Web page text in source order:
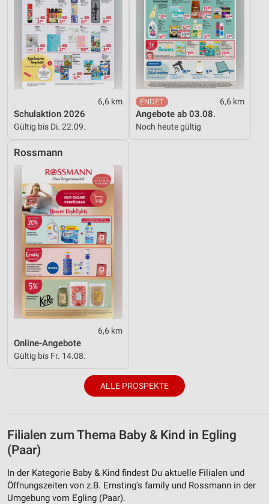
6,6 km
Schulaktion 2026
Gültig bis Di. 22.09.
6,6 km
Angebote ab 03.08.
Noch heute gültig
Rossmann
6,6 km
Online-Angebote
Gültig bis Fr. 14.08.
ALLE PROSPEKTE
Filialen zum Thema Baby & Kind in Egling
(Paar)
In der Kategorie Baby & Kind findest Du aktuelle Filialen und
Öffnungszeiten von z.B. Ernsting's family und Rossmann in der
Umgebung vom Egling (Paar).